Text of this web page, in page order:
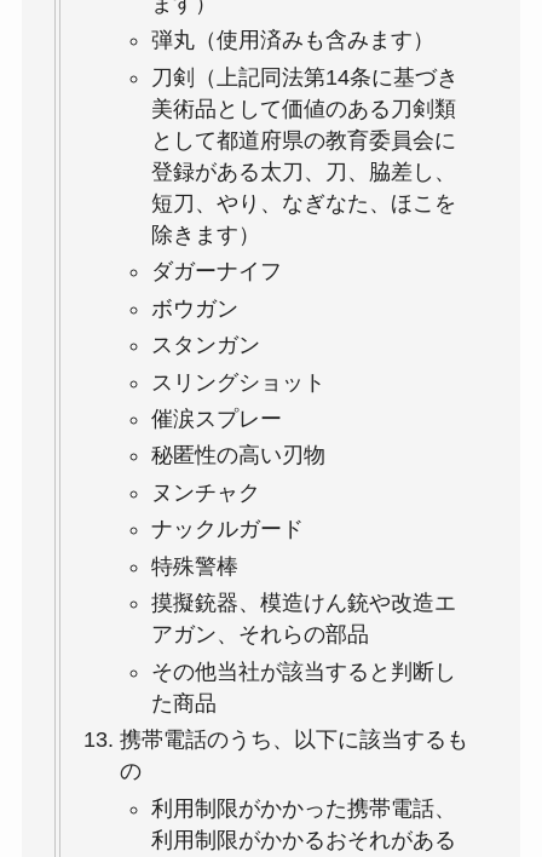
弾丸（使用済みも含みます）
刀剣（上記同法第14条に基づき
美術品として価値のある刀剣類
として都道府県の教育委員会に
登録がある太刀、刀、脇差し、
短刀、やり、なぎなた、ほこを
除きます）
ダガーナイフ
ボウガン
スタンガン
スリングショット
催涙スプレー
秘匿性の高い刃物
ヌンチャク
ナックルガード
特殊警棒
摸擬銃器、模造けん銃や改造エ
アガン、それらの部品
その他当社が該当すると判断し
た商品
携帯電話のうち、以下に該当するも
の
利用制限がかかった携帯電話、
利用制限がかかるおそれがある